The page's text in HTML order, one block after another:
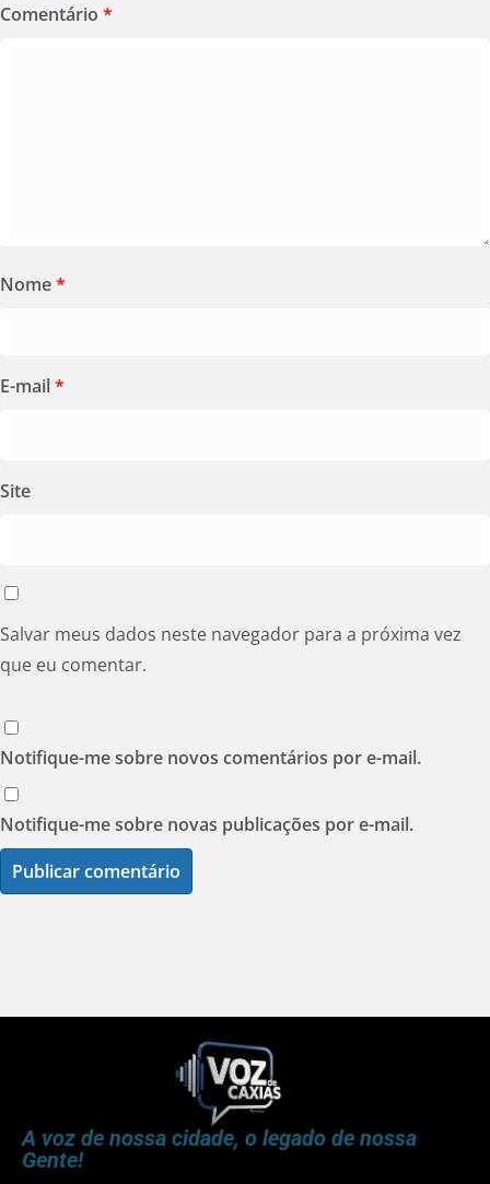
Comentário *
Nome*
E-mail*
Site
Salvar meus dados neste navegador para a próxima vez
que eu comentar.
Notifique-me sobre novos comentários por e-mail.
Notifique-me sobre novas publicações por e-mail.
A voz de nossa cidade, o legado de nossa
Gente!